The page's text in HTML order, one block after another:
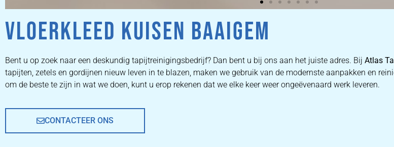
ZETEL
REINIGEN
ZETEL REINIGEN DOOR
VLOERKLEED KUISEN BAAIGEM
Bent u op zoek naar een deskundig tapijtreinigingsbedrijf? Dan bent u bij ons aan het juiste adres. Bij Atlas
tapijten, zetels en gordijnen nieuw leven in te blazen, maken we gebruik van de modernste aanpakken en
om de beste te zijn in wat we doen, kunt u erop rekenen dat we elke keer weer ongeëvenaard werk leveren.
CONTACTEER ONS